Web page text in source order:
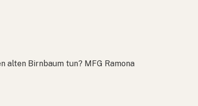
alten Birnbaum tun? MFG Ramona